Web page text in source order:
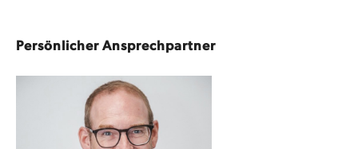
Persönlicher Ansprechpartner